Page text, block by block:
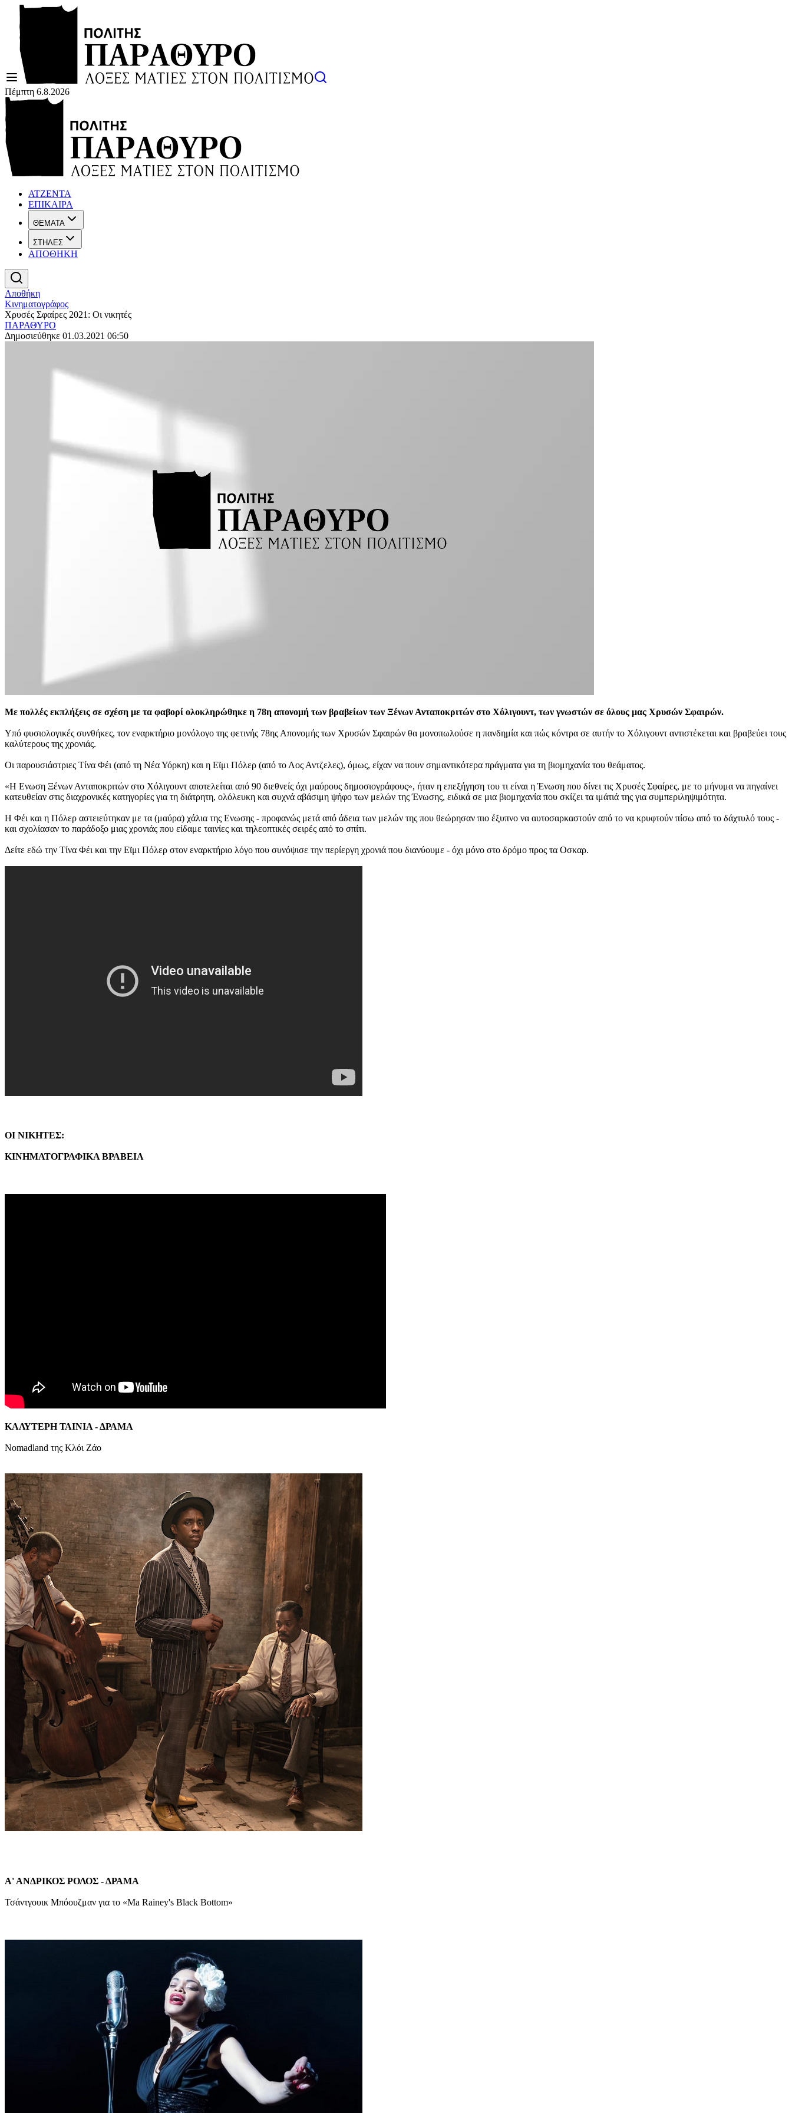
Πέμπτη 6.8.2026
ΑΤΖΕΝΤΑ
ΕΠΙΚΑΙΡΑ
ΘΕΜΑΤΑ
ΣΤΗΛΕΣ
ΑΠΟΘΗΚΗ
Αποθήκη
Κινηματογράφος
Χρυσές Σφαίρες 2021: Οι νικητές
ΠΑΡΑΘΥΡΟ
Δημοσιεύθηκε 01.03.2021 06:50
Με πολλές εκπλήξεις σε σχέση με τα φαβορί ολοκληρώθηκε η 78η απονομή των βραβείων των Ξένων Ανταποκριτών στο Χόλιγουντ, των γνωστών σε όλους μας Χρυσών Σφαιρών.
Υπό φυσιολογικές συνθήκες, τον εναρκτήριο μονόλογο της φετινής 78ης Απονομής των Χρυσών Σφαιρών θα μονοπωλούσε η πανδημία και πώς κόντρα σε αυτήν το Χόλιγουντ αντιστέκεται και βραβεύει τους
καλύτερους της χρονιάς.
Οι παρουσιάστριες Τίνα Φέι (από τη Νέα Υόρκη) και η Εϊμι Πόλερ (από το Λος Αντζελες), όμως, είχαν να πουν σημαντικότερα πράγματα για τη βιομηχανία του θεάματος.
«Η Ενωση Ξένων Ανταποκριτών στο Χόλιγουντ αποτελείται από 90 διεθνείς όχι μαύρους δημοσιογράφους», ήταν η επεξήγηση του τι είναι η Ένωση που δίνει τις Χρυσές Σφαίρες, με το μήνυμα να πηγαίνει
κατευθείαν στις διαχρονικές κατηγορίες για τη διάτρητη, ολόλευκη και συχνά αβάσιμη ψήφο των μελών της Ένωσης, ειδικά σε μια βιομηχανία που σκίζει τα ιμάτιά της για συμπεριληψιμότητα.
Η Φέι και η Πόλερ αστειεύτηκαν με τα (μαύρα) χάλια της Ενωσης - προφανώς μετά από άδεια των μελών της που θεώρησαν πιο έξυπνο να αυτοσαρκαστούν από το να κρυφτούν πίσω από το δάχτυλό τους -
και σχολίασαν το παράδοξο μιας χρονιάς που είδαμε ταινίες και τηλεοπτικές σειρές από το σπίτι.
Δείτε εδώ την Τίνα Φέι και την Εϊμι Πόλερ στον εναρκτήριο λόγο που συνόψισε την περίεργη χρονιά που διανύουμε - όχι μόνο στο δρόμο προς τα Οσκαρ.
ΟΙ ΝΙΚΗΤΕΣ:
ΚΙΝΗΜΑΤΟΓΡΑΦΙΚΑ ΒΡΑΒΕΙΑ
ΚΑΛΥΤΕΡΗ ΤΑΙΝΙΑ - ΔΡΑΜΑ
Nomadland της Κλόι Ζάο
Α' ΑΝΔΡΙΚΟΣ ΡΟΛΟΣ - ΔΡΑΜΑ
Τσάντγουικ Μπόουζμαν για το «Ma Rainey's Black Bottom»